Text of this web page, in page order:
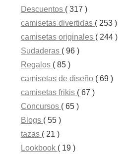
Descuentos ( 317 )
camisetas divertidas ( 253 )
camisetas originales ( 244 )
Sudaderas ( 96 )
Regalos ( 85 )
camisetas de diseño ( 69 )
camisetas frikis ( 67 )
Concursos ( 65 )
Blogs ( 55 )
tazas ( 21 )
Lookbook ( 19 )